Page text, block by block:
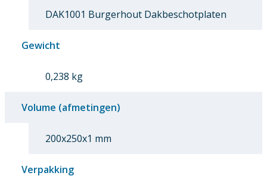
DAK1001 Burgerhout Dakbeschotplaten
Gewicht
0,238 kg
Volume (afmetingen)
200x250x1 mm
Verpakking